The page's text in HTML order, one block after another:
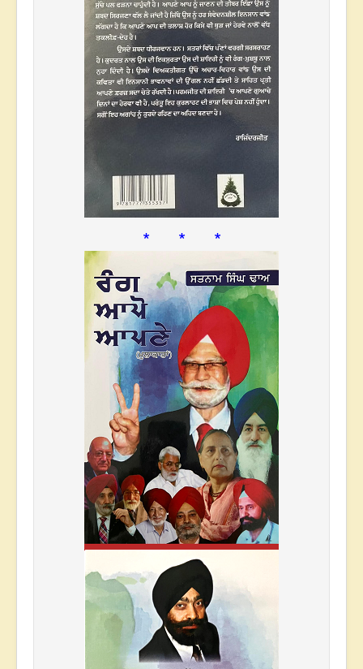
* * *